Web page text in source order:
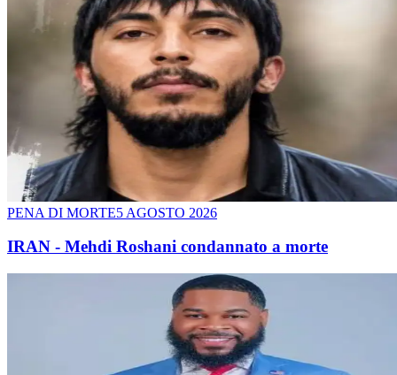
PENA DI MORTE5 AGOSTO 2026
IRAN - Mehdi Roshani condannato a morte